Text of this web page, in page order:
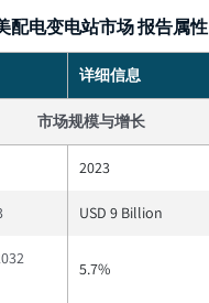
配电变电站市场 报告属性
详细信息
市场规模与增长
2023
USD 9 Billion
5.7%